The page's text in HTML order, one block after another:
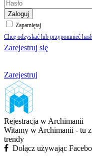
Zaloguj
Zapamiętaj
Chcę odzyskać lub przypomnieć
Zarejestruj się
Zarejestruj
Rejestracja w Archimanii
Witamy w Archimanii - tu
trendy
Dołącz używając